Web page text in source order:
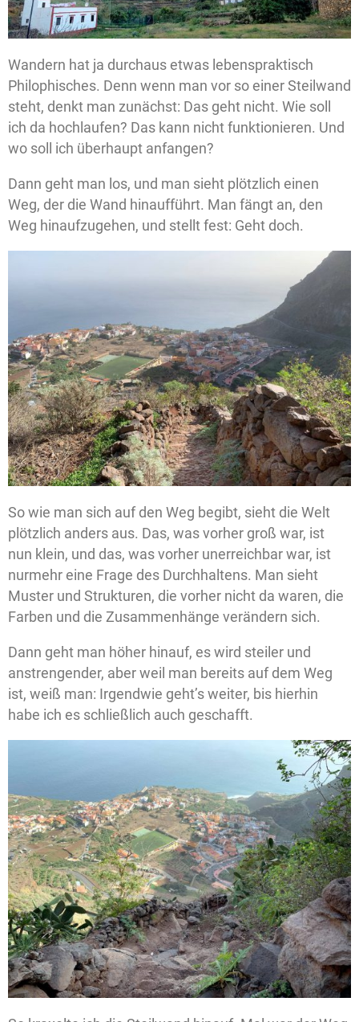
Wandern hat ja durchaus etwas lebenspraktisch
Philophisches. Denn wenn man vor so einer Steilwand
steht, denkt man zunächst: Das geht nicht. Wie soll
ich da hochlaufen? Das kann nicht funktionieren. Und
wo soll ich überhaupt anfangen?
Dann geht man los, und man sieht plötzlich einen
Weg, der die Wand hinaufführt. Man fängt an, den
Weg hinaufzugehen, und stellt fest: Geht doch.
So wie man sich auf den Weg begibt, sieht die Welt
plötzlich anders aus. Das, was vorher groß war, ist
nun klein, und das, was vorher unerreichbar war, ist
nurmehr eine Frage des Durchhaltens. Man sieht
Muster und Strukturen, die vorher nicht da waren, die
Farben und die Zusammenhänge verändern sich.
Dann geht man höher hinauf, es wird steiler und
anstrengender, aber weil man bereits auf dem Weg
ist, weiß man: Irgendwie geht’s weiter, bis hierhin
habe ich es schließlich auch geschafft.